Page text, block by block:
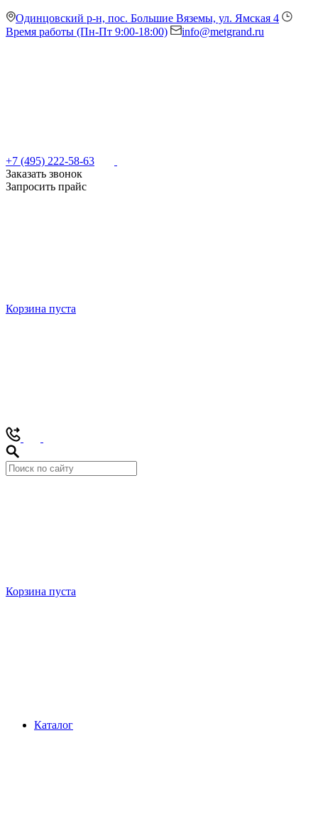
Одинцовский р-н, пос. Большие Вяземы, ул. Ямская 4
Время работы (Пн-Пт 9:00-18:00)
info@metgrand.ru
+7 (495) 222-58-63
Заказать звонок
Запросить прайс
Корзина пуста
Корзина пуста
Каталог